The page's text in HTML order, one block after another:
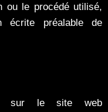
ou le procédé utilisé,
écrite préalable de
sur le site web